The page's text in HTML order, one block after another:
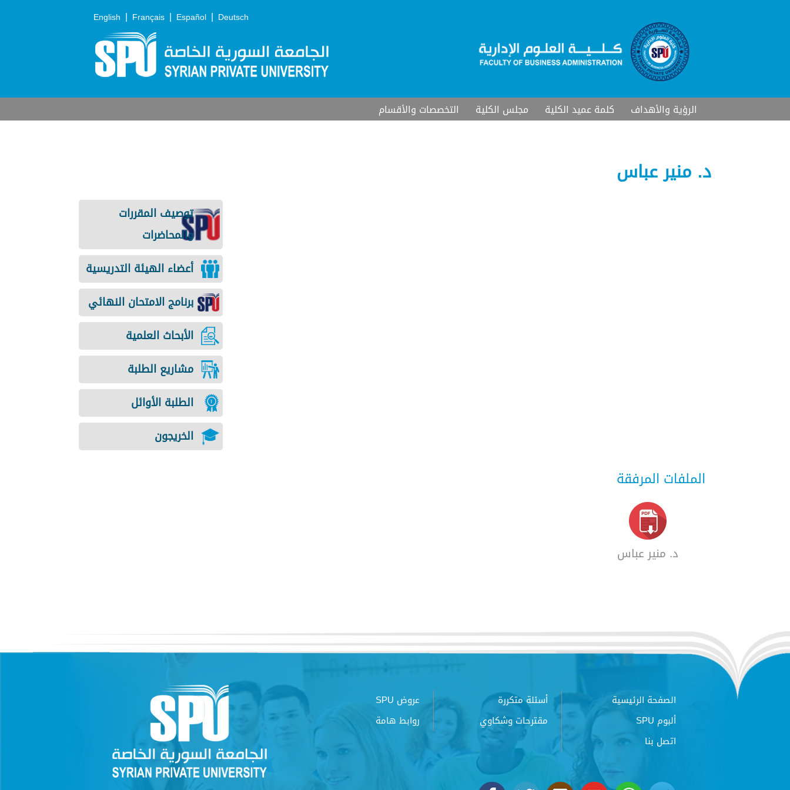
English | Français | Español | Deutsch
الرؤية والأهداف كلمة عميد الكلية مجلس الكلية التخصصات والأقسام
د. منير عباس
توصيف المقررات
والمحاضرات
أعضاء الهيئة التدريسية
برنامج الامتحان النهائي
الأبحاث العلمية
مشاريع الطلبة
الطلبة الأوائل
الخريجون
الملفات المرفقة
د. منير عباس
الصفحة الرئيسية أسئلة متكررة
عروض SPU
ألبوم SPU
مقترحات وشكاوي
روابط هامة
اتصل بنا